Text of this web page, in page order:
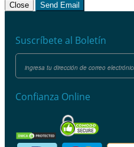
Close Send Email
Suscríbete al Boletín
Confianza Online